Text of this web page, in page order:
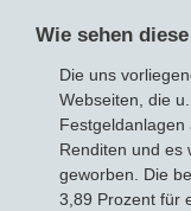
Wie sehen
Die uns
Webseiten, die
Renditen und es
geworben. Die
3,89 Prozent für